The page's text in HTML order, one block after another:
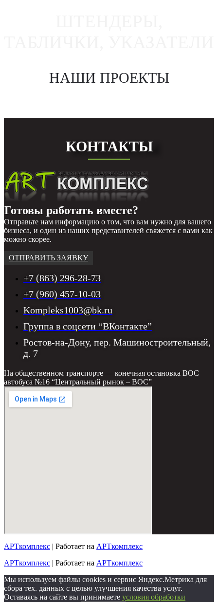
НАШИ ПРОЕКТЫ
КОНТАКТЫ
Готовы работать вместе?
Отправьте нам информацию о том, что вам нужно для вашего
бизнеса, и один из наших представителей свяжется с вами как
можно скорее.
ОТПРАВИТЬ ЗАЯВКУ
+7 (863) 296-28-73
+7 (960) 457-10-03
Kompleks1003@bk.ru
Группа в соцсети “ВКонтакте”
Ростов-на-Дону, пер. Машиностроительный,
д. 7
На общественном транспорте — конечная остановка ВОС
автобуса №16 “Центральный рынок – ВОС”
АРТкомплекс | Работает на АРТкомплекс
АРТкомплекс | Работает на АРТкомплекс
Мы используем файлы cookies и сервис Яндекс.Метрика для
сбора тех. данных с целью улучшения качества услуг.
Оставаясь на сайте вы принимаете условия обработки